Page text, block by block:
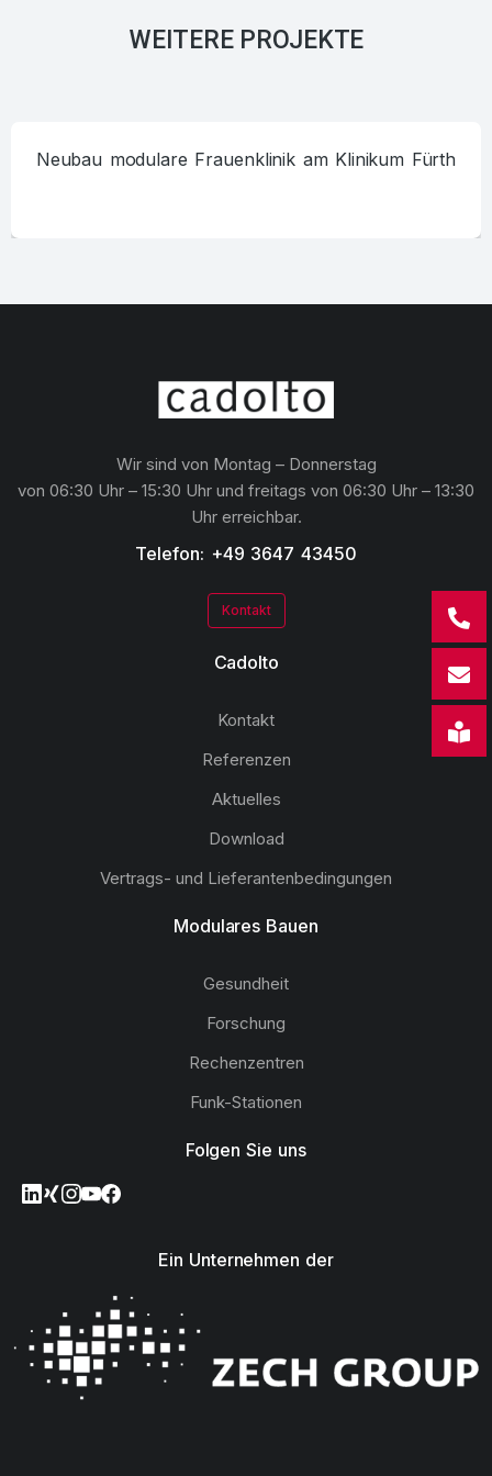
WEITERE PROJEKTE
Neubau modulare Frauenklinik am Klinikum Fürth
Wir sind von Montag – Donnerstag
von 06:30 Uhr – 15:30 Uhr und freitags von 06:30 Uhr – 13:30
Uhr erreichbar.
Telefon: +49 3647 43450
Kontakt
Cadolto
Kontakt
Referenzen
Aktuelles
Download
Vertrags- und Lieferantenbedingungen
Modulares Bauen
Gesundheit
Forschung
Rechenzentren
Funk-Stationen
Folgen Sie uns
Ein Unternehmen der